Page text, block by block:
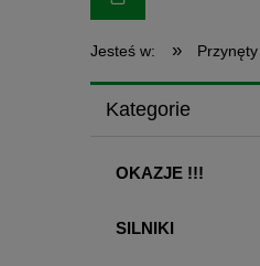
Jesteś w: » Przynęty
Kategorie
OKAZJE !!!
SILNIKI